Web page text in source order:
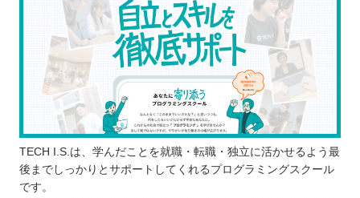
プログラミングスクールに通う3つのデメリット
コストはスクールの方がかかる
柔軟にスケジュールを調整できない場合が
ある
思っていた内容を学べない場合がある
どんなプログラミング言語を学ぶのが良いのか
違いはあるか
TECH I.S.は、学んだことを就職・転職・独立に活かせるよう最
後までしっかりとサポートしてくれるプログラミングスクール
です。